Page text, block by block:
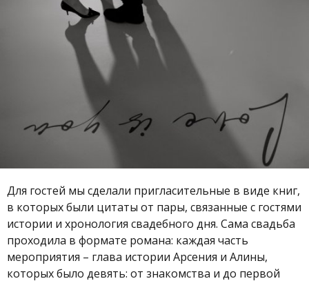
Для гостей мы сделали пригласительные в виде книг,
в которых были цитаты от пары, связанные с гостями
истории и хронология свадебного дня. Сама свадьба
проходила в формате романа: каждая часть
мероприятия – глава истории Арсения и Алины,
которых было девять: от знакомства и до первой